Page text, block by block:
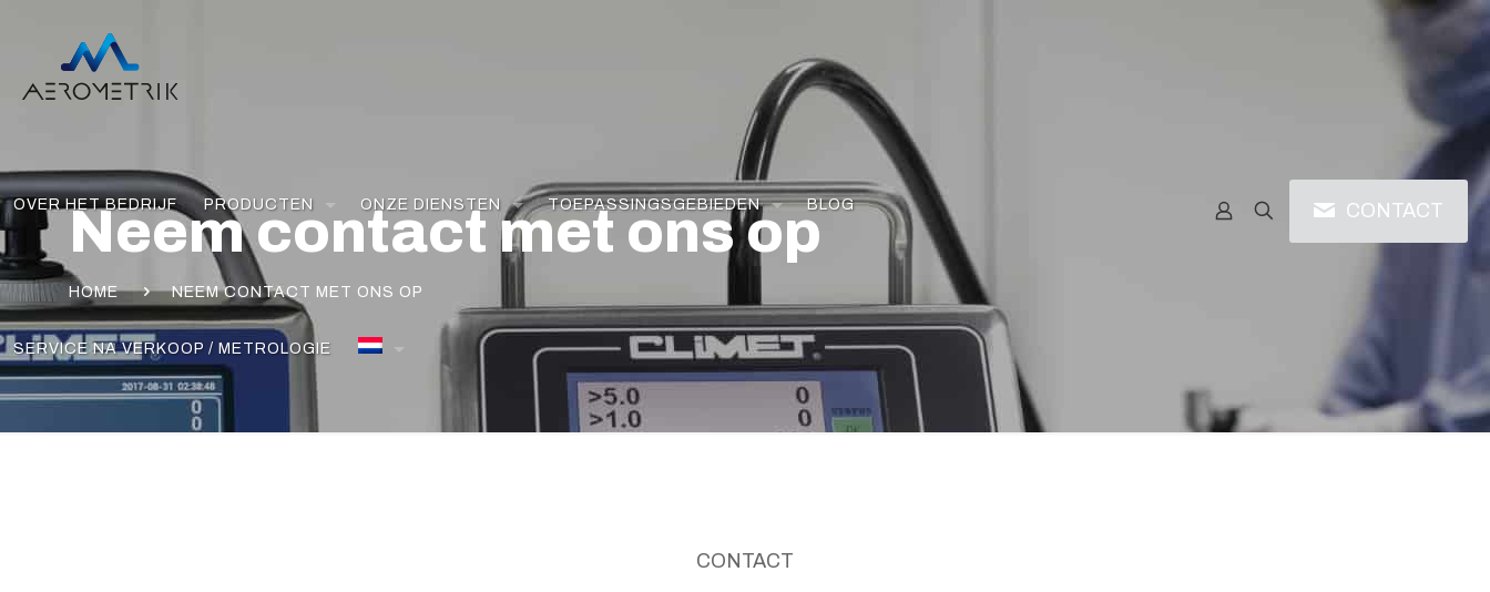
OVER HET BEDRIJF PRODUCTEN ONZE DIENSTEN TOEPASSINGSGEBIEDEN BLOG
SERVICE NA VERKOOP / METROLOGIE
CONTACT
Neem contact met ons op
HOME NEEM CONTACT MET ONS OP
CONTACT